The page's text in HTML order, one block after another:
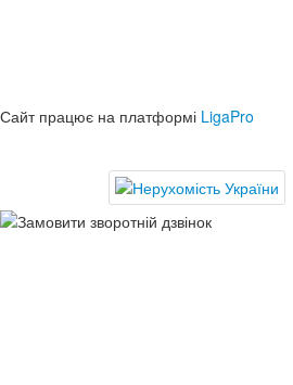
Сайт працює на платформі LigaPro